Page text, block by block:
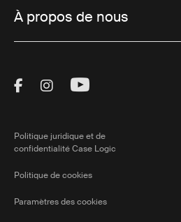
À propos de nous
Visit Thule on Facebook
Visit Thule on
Visit Thule on
Politique juridique et de
confidentialité Case Logic
Politique de cookies
Paramètres des cookies